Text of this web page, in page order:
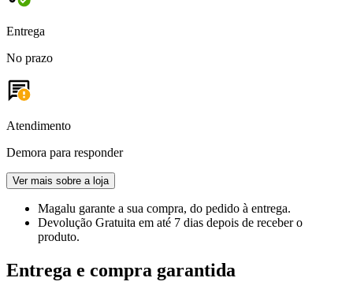
Entrega
No prazo
Atendimento
Demora para responder
Ver mais sobre a loja
Magalu garante a sua compra, do pedido à entrega.
Devolução Gratuita em até 7 dias depois de receber o
produto.
Entrega e compra garantida